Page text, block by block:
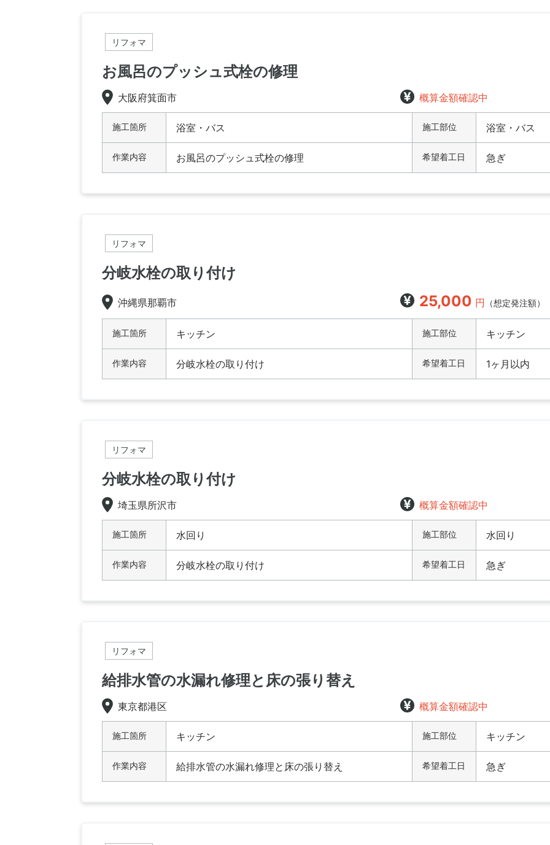
リフォマ
お風呂のプッシュ式栓の修理
大阪府箕面市 概算金額確認中
施工箇所 浴室・バス 施工部位 浴室・バス
作業内容 お風呂のプッシュ式栓の修理 希望着工日 急ぎ
リフォマ
分岐水栓の取り付け
沖縄県那覇市 25,000 円 （想定発注額）
施工箇所 キッチン 施工部位 キッチン
作業内容 分岐水栓の取り付け 希望着工日 1ヶ月以内
リフォマ
分岐水栓の取り付け
埼玉県所沢市 概算金額確認中
施工箇所 水回り 施工部位 水回り
作業内容 分岐水栓の取り付け 希望着工日 急ぎ
リフォマ
給排水管の水漏れ修理と床の張り替え
東京都港区 概算金額確認中
施工箇所 キッチン 施工部位 キッチン
作業内容 給排水管の水漏れ修理と床の張り替え 希望着工日 急ぎ